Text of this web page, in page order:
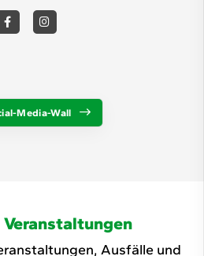
Media-Wall
Veranstaltungen
Ausfälle und